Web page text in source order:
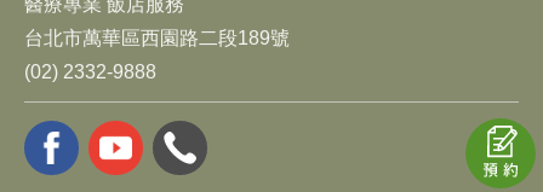
醫療專業 飯店服務
台北市萬華區西園路二段189號
(02) 2332-9888